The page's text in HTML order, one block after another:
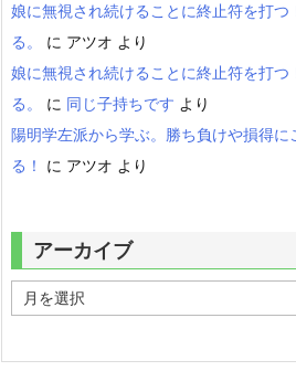
娘に無視され続けることに終止符を打つ
る。
に アツオ より
娘に無視され続けることに終止符を打つ
る。
に 同じ子持ちです より
陽明学左派から学ぶ。勝ち負けや損得に
る！
に アツオ より
アーカイブ
ー